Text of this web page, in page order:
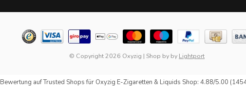
© Copyright 2026 Oxyzig | Shop by by Lightport
Bewertung aufTrusted Shopsfür Oxyzig E-Zigaretten & Liquids Shop: 4.88/5.00